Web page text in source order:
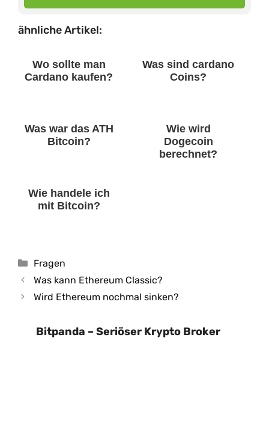
ähnliche Artikel:
Wo sollte man
Cardano kaufen?
Was sind cardano
Coins?
Was war das ATH
Bitcoin?
Wie wird
Dogecoin
berechnet?
Wie handele ich
mit Bitcoin?
Kategorien
Fragen
Was kann Ethereum Classic?
Wird Ethereum nochmal sinken?
Bitpanda – Seriöser Krypto Broker